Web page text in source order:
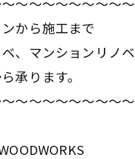
から施工まで
、マンションリノベ
承ります。
〜〜〜〜〜〜〜〜〜